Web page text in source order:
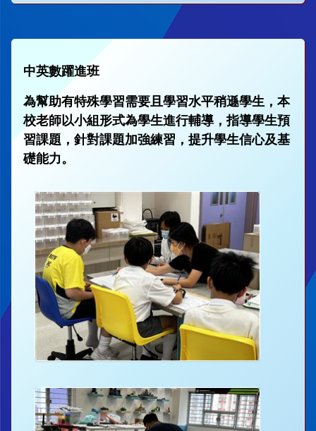
中英數躍進班
為幫助有特殊學習需要且學習水平稍遜學生，本
校老師以小組形式為學生進行輔導，指導學生預
習課題，針對課題加強練習，提升學生信心及基
礎能力。